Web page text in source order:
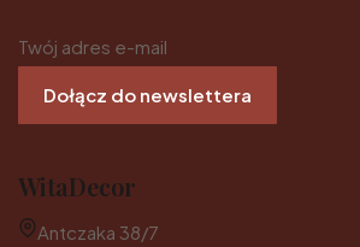
Twój adres e-mail
Dołącz do newslettera
WitaDecor
Adres:
Antczaka 38/7